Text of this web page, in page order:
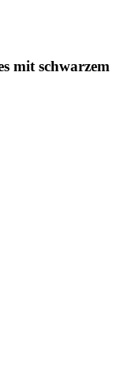
mit schwarzem